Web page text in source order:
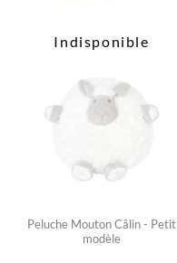
Indisponible
Peluche Mouton Câlin - Petit
modèle